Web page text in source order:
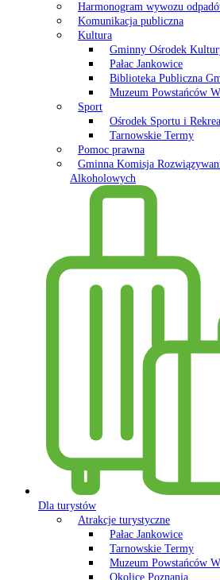
Harmonogram wywozu
Komunikacja publiczna
Kultura
Gminny Ośrodek
Pałac Jankowice
Biblioteka Publiczna
Muzeum Powstańców
Sport
Ośrodek Sportu i
Tarnowskie Termy
Pomoc prawna
Gminna Komisja
Alkoholowych
Dla turystów
Atrakcje turystyczne
Pałac Jankowice
Tarnowskie Termy
Muzeum Powstańców
Okolice Poznania